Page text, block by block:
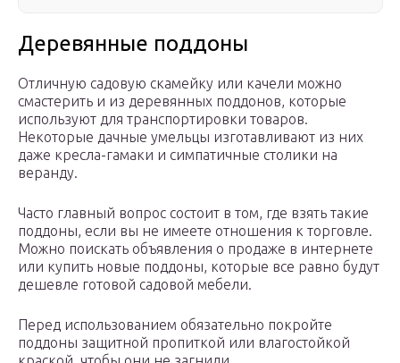
Деревянные поддоны
Отличную садовую скамейку или качели можно
смастерить и из деревянных поддонов, которые
используют для транспортировки товаров.
Некоторые дачные умельцы изготавливают из них
даже кресла-гамаки и симпатичные столики на
веранду.
Часто главный вопрос состоит в том, где взять такие
поддоны, если вы не имеете отношения к торговле.
Можно поискать объявления о продаже в интернете
или купить новые поддоны, которые все равно будут
дешевле готовой садовой мебели.
Перед использованием обязательно покройте
поддоны защитной пропиткой или влагостойкой